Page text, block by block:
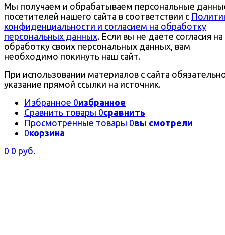
Мы получаем и обрабатываем персональные
посетителей нашего сайта в соответствии с
конфиденциальности и согласием на обработку
персональных данных. Если вы не даете согласия на
обработку своих персональных данных, вам
необходимо покинуть наш сайт.
При использовании материалов с сайта
указание прямой ссылки на источник.
Избранное 0избранное
Сравнить товары 0сравнить
Просмотренные товары 0вы смотрели
0корзина
0 0 руб.